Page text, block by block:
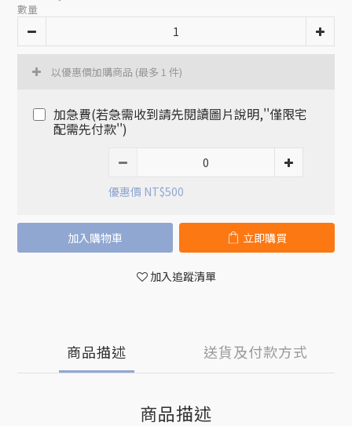
數量
以優惠價加購商品 (最多 1 件)
加急費(若急需收到請先閱讀圖片說明,''僅限宅
配需先付款'')
優惠價 NT$500
加入購物車 立即購買
加入追蹤清單
商品描述 送貨及付款方式
商品描述